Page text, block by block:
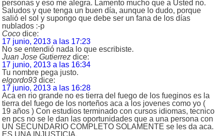
personas y eso me alegra. Lamento mucho que a Usted no.
Saludos y que tenga un buen día, aunque lo dudo, porque
salió el sol y supongo que debe ser un fana de los días
nublados :-p
Coco dice:
17 junio, 2013 a las 17:23
No se entendió nada lo que escribiste.
Juan Jose Gutierrez dice:
17 junio, 2013 a las 16:34
Tu nombre pega justo.
elgordo93 dice:
17 junio, 2013 a las 16:28
Aca en rio grande no es tierra del fuego de los fueginos es la
tierra del fuego de los norteños aca a los jovenes como yo (
19 años ) Con estudios terminado con cursos idiomas, tecnico
en pcs no se le dan las oportunidades que a una persona con
UN SECUNDARIO COMPLETO SOLAMENTE se les da aca.
ES UNA INJUSTICIA.